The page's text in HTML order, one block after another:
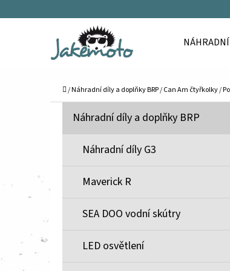
Domů
/Náhradní díly a doplňky BRP/Can Am čtyřkolky/
R
Přeskočit
K Náhradní díly a doplňky BRP
Náhradní díly G3
Maverick R
SEA DOO vodní skútry
LED osvětlení
obchodu
obchodu